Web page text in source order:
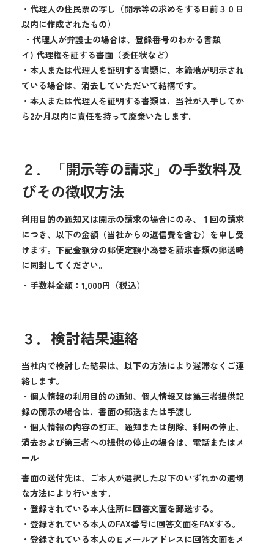
・代理人の住民票の写し（開示等の求めをする日前３０日
以内に作成されたもの）
・代理人が弁護士の場合は、登録番号のわかる書類
イ) 代理権を証する書面（委任状など）
・本人または代理人を証明する書類に、本籍地が明示され
ている場合は、消去していただいて結構です。
・本人または代理人を証明する書類は、当社が入手してか
ら2か月以内に責任を持って廃棄いたします。
２．「開示等の請求」の手数料及
びその徴収方法
利用目的の通知又は開示の請求の場合にのみ、１回の請求
につき、以下の金額（当社からの返信費を含む）を申し受
けます。下記金額分の郵便定額小為替を請求書類の郵送時
に同封してください。
・手数料金額：1,000円（税込）
３．検討結果連絡
当社内で検討した結果は、以下の方法により遅滞なくご連
絡します。
・個人情報の利用目的の通知、個人情報又は第三者提供記
録の開示の場合は、書面の郵送または手渡し
・個人情報の内容の訂正、通知または削除、利用の停止、
消去および第三者への提供の停止の場合は、電話またはメ
ール
書面の送付先は、ご本人が選択した以下のいずれかの適切
な方法により行います。
・登録されている本人住所に回答文面を郵送する。
・登録されている本人のFAX番号に回答文面をFAXする。
・登録されている本人のＥメールアドレスに回答文面をメ